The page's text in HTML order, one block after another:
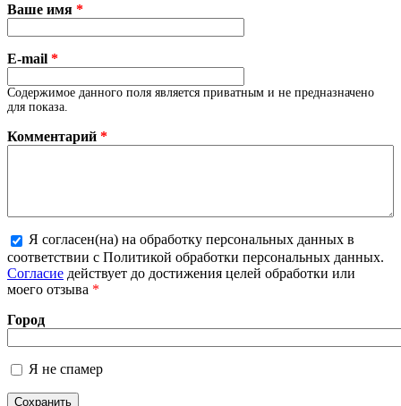
Ваше имя *
E-mail *
Содержимое данного поля является приватным и не предназначено
для показа.
Комментарий *
Более подробная информация о текстовых форматах
Я согласен(на) на обработку персональных данных в
соответствии с Политикой обработки персональных данных.
Согласие действует до достижения целей обработки или
моего отзыва *
Город
Я не спамер